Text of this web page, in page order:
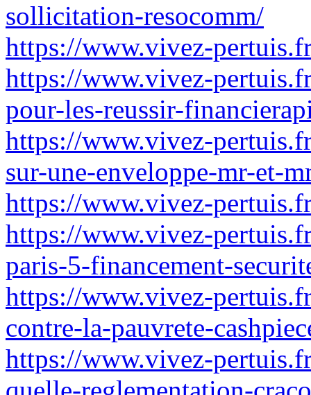
sollicitation-resocomm/
https://www.vivez-
https://www.vivez-
pour-les-reussir-
https://www.vivez-
sur-une-enveloppe-mr-et-
https://www.vivez-
https://www.vivez-
paris-5-financement-
https://www.vivez-
contre-la-pauvrete-
https://www.vivez-